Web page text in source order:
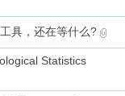
具，还在等什么?
Statistics